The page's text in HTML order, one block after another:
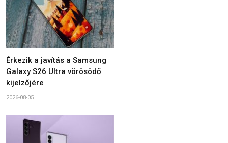
Érkezik a javítás a Samsung
Galaxy S26 Ultra vörösödő
kijelzőjére
2026-08-05